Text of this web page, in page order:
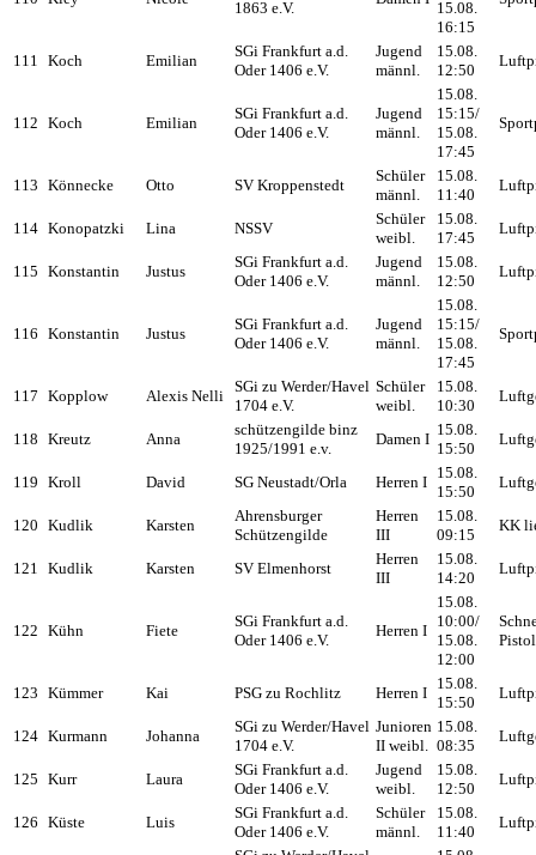
1863 e.V.
15.08.
16:15
111 Koch Emilian
SGi Frankfurt a.d.
Oder 1406 e.V.
Jugend
männl.
15.08.
12:50
112 Koch Emilian
SGi Frankfurt a.d.
Oder 1406 e.V.
Jugend
männl.
15.08.
15:15/
15.08.
17:45
113 Könnecke Otto SV Kroppenstedt
Schüler
männl.
15.08.
11:40
114 Konopatzki Lina NSSV
Schüler
weibl.
15.08.
17:45
115 Konstantin Justus
SGi Frankfurt a.d.
Oder 1406 e.V.
Jugend
männl.
15.08.
12:50
116 Konstantin Justus
SGi Frankfurt a.d.
Oder 1406 e.V.
Jugend
männl.
15.08.
15:15/
15.08.
17:45
117 Kopplow Alexis Nelli
SGi zu Werder/Havel
1704 e.V.
Schüler
weibl.
15.08.
10:30
118 Kreutz Anna
schützengilde binz
1925/1991 e.v.
Damen I
15.08.
15:50
119 Kroll David SG Neustadt/Orla Herren I
15.08.
15:50
120 Kudlik Karsten
Ahrensburger
Schützengilde
Herren
III
15.08.
09:15
KK
121 Kudlik Karsten SV Elmenhorst
Herren
III
15.08.
14:20
122 Kühn Fiete
SGi Frankfurt a.d.
Oder 1406 e.V.
Herren I
15.08.
10:00/
15.08.
12:00
123 Kümmer Kai PSG zu Rochlitz Herren I
15.08.
15:50
124 Kurmann Johanna
SGi zu Werder/Havel
1704 e.V.
Junioren
II weibl.
15.08.
08:35
125 Kurr Laura
SGi Frankfurt a.d.
Oder 1406 e.V.
Jugend
weibl.
15.08.
12:50
126 Küste Luis
SGi Frankfurt a.d.
Oder 1406 e.V.
Schüler
männl.
15.08.
11:40